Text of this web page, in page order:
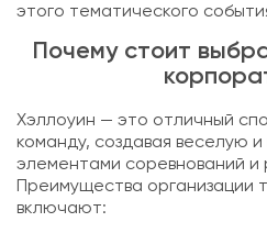
этого тематического
Почему стоит
Хэллоуин — это отличный
команду, создавая веселую
элементами соревнований и
Преимущества организации
включают: